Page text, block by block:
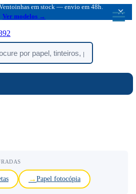
em stock — envio em 48h.
Ver modelos →
×
Papel fotocópia